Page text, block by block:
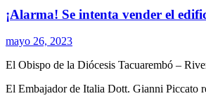
¡Alarma! Se intenta vender el
mayo 26, 2023
El Obispo de la Diócesis Tacuarembó –
El Embajador de Italia Dott. Gianni Piccato